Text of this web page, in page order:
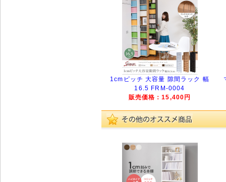
1cmピッチ 大容量 隙間ラック 幅
16.5 FRM-0004
販売価格：15,400円